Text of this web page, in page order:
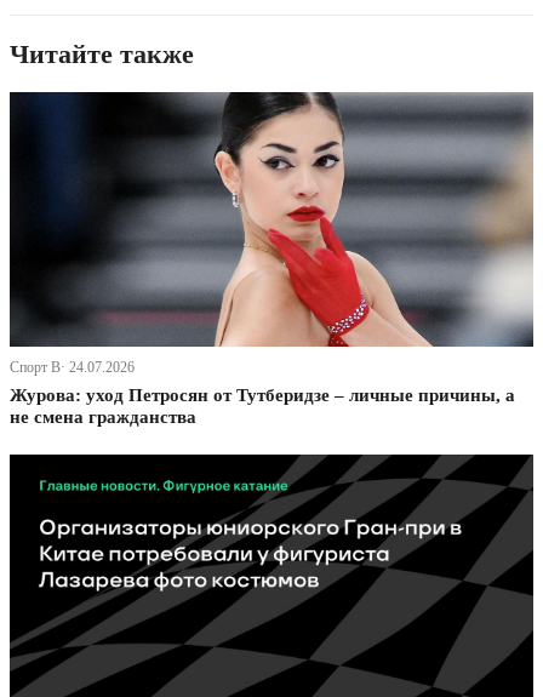
Читайте также
Спорт В· 24.07.2026
Журова: уход Петросян от Тутберидзе – личные причины, а
не смена гражданства